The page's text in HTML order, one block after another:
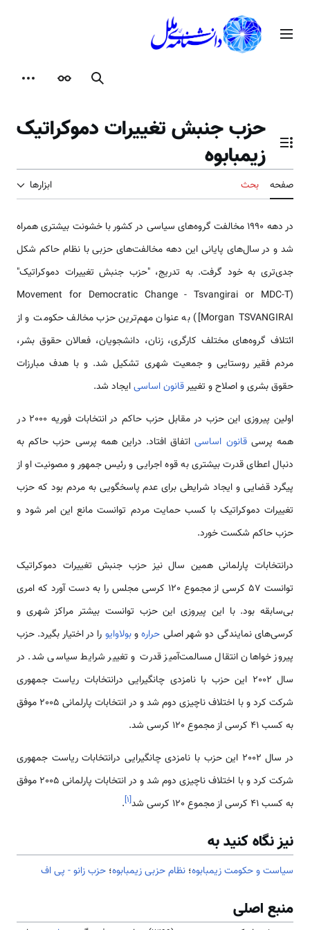
محتوامنوی اصلی
جستجوظاهر
تغییر وضعیت فهرست محتویات
حزب جنبش تغییرات دموکراتیک
زیمبابوه
صفحه بحث ابزارها
در دهه 1990 مخالفت گروه‌های سیاسی در کشور با خشونت بیشتری همراه
شد و در سال‌های پایانی این دهه مخالفت‌های حزبی با نظام حاکم شکل
جدی‌تری به خود گرفت. به تدریج، "حزب جنبش تغییرات دموکراتیک"
(Movement for Democratic Change - Tsvangirai or MDC-T
[Morgan TSVANGIRAI) به عنوان مهم‌ترین حزب مخالف حکومت و از
ائتلاف گروه‌های مختلف کارگری، زنان، دانشجویان، فعالان حقوق بشر،
مردم فقیر روستایی و جمعیت شهری تشکیل شد. و با هدف مبارزات
حقوق بشری و اصلاح و تغییرقانون اساسیایجاد شد.
اولین پیروزی این حزب در مقابل حزب حاکم در انتخابات فوریه 2000 در
همه پرسیقانون اساسیاتفاق افتاد. دراین همه پرسی حزب حاکم به
دنبال اعطای قدرت بیشتری به قوه اجرایی و رئیس جمهور و مصونیت او از
پیگرد قضایی و ایجاد شرایطی برای عدم پاسخگویی به مردم بود که حزب
تغییرات دموکراتیک با کسب حمایت مردم توانست مانع این امر شود و
حزب حاکم شکست خورد.
درانتخابات پارلمانی همین سال نیز حزب جنبش تغییرات دموکراتیک
توانست 57 کرسی از مجموع 120 کرسی مجلس را به دست آورد که امری
بی‌سابقه بود. با این پیروزی این حزب توانست بیشتر مراکز شهری و
کرسی‌های نمایندگی دو شهر اصلی حرارهوبولاوایو را در اختیار بگیرد. حزب
پیروز خواهان انتقال مسالمت‌آمیز قدرت و تغییر شرایط سیاسی شد. در
سال 2002 این حزب با نامزدی چانگیرایی درانتخابات ریاست جمهوری
شرکت کرد و با اختلاف ناچیزی دوم شد و در انتخابات پارلمانی 2005 موفق
به کسب 41 کرسی از مجموع 120 کرسی شد.
در سال 2002 این حزب با نامزدی چانگیرایی درانتخابات ریاست جمهوری
شرکت کرد و با اختلاف ناچیزی دوم شد و در انتخابات پارلمانی 2005 موفق
به کسب 41 کرسی از مجموع 120 کرسی شد
[۱]
.
نیز نگاه کنید به
سیاست و حکومت زیمبابوه؛ نظام حزبی زیمبابوه؛ حزب زانو - پی اف
منبع اصلی